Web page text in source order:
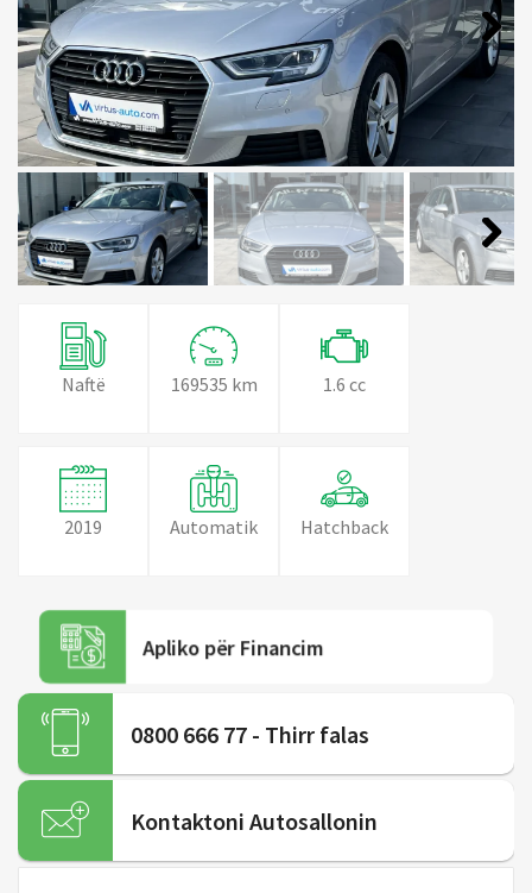
Next
Next
Naftë 169535 km 1.6 cc
2019 Automatik Hatchback
Apliko për Financim
0800 666 77 - Thirr falas
Kontaktoni Autosallonin